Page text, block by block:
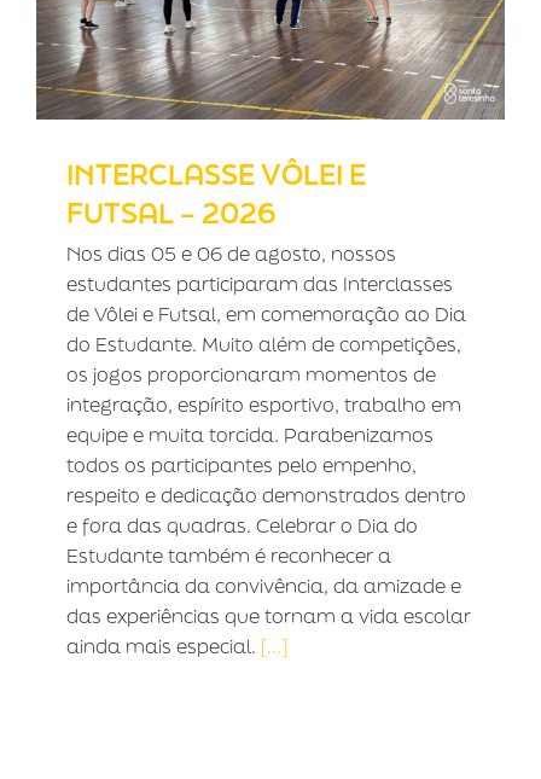
INTERCLASSE VÔLEI E
FUTSAL – 2026
Nos dias 05 e 06 de agosto, nossos
estudantes participaram das Interclasses
de Vôlei e Futsal, em comemoração ao Dia
do Estudante. Muito além de competições,
os jogos proporcionaram momentos de
integração, espírito esportivo, trabalho em
equipe e muita torcida. Parabenizamos
todos os participantes pelo empenho,
respeito e dedicação demonstrados dentro
e fora das quadras. Celebrar o Dia do
Estudante também é reconhecer a
importância da convivência, da amizade e
das experiências que tornam a vida escolar
ainda mais especial. [...]